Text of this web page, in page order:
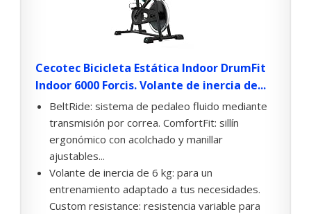
Cecotec Bicicleta Estática Indoor DrumFit
Indoor 6000 Forcis. Volante de inercia de...
BeltRide: sistema de pedaleo fluido mediante
transmisión por correa. ComfortFit: sillín
ergonómico con acolchado y manillar
ajustables...
Volante de inercia de 6 kg: para un
entrenamiento adaptado a tus necesidades.
Custom resistance: resistencia variable para